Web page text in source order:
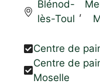
Blénod-
lès-Toul
,
Centre de
Centre de
Moselle